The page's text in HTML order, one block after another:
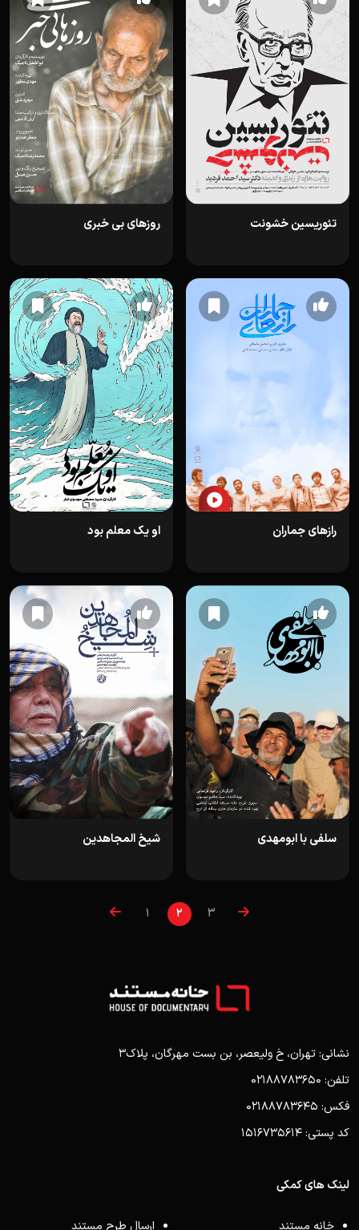
تئوریسین خشونت روزهای بی خبری
رازهای جماران او یک معلم بود
سلفی با ابومهدی شیخ المجاهدین
1 2 3
نشانی: تهران، خ ولیعصر، بن بست مهرگان، پلاک3
تلفن: 02188783650
فکس: 02188783645
کد پستی: 1516735614
لینک های کمکی
خانه مستند ارسال طرح مستند